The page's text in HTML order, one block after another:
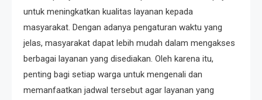
untuk meningkatkan kualitas layanan kepada
masyarakat. Dengan adanya pengaturan waktu yang
jelas, masyarakat dapat lebih mudah dalam mengakses
berbagai layanan yang disediakan. Oleh karena itu,
penting bagi setiap warga untuk mengenali dan
memanfaatkan jadwal tersebut agar layanan yang